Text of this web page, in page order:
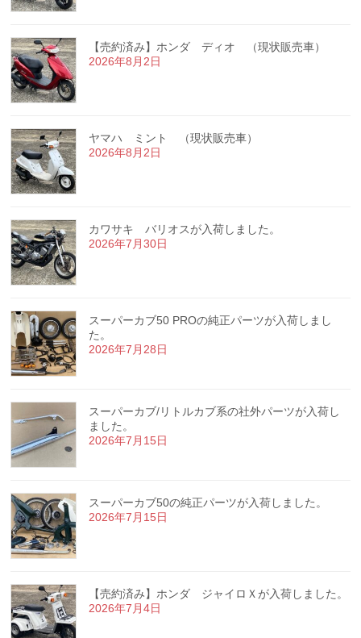
【売約済み】ホンダ ディオ （現状販売車）
2026年8月2日
ヤマハ ミント （現状販売車）
2026年8月2日
カワサキ バリオスが入荷しました。
2026年7月30日
スーパーカブ50 PROの純正パーツが入荷しまし
た。
2026年7月28日
スーパーカブ/リトルカブ系の社外パーツが入荷し
ました。
2026年7月15日
スーパーカブ50の純正パーツが入荷しました。
2026年7月15日
【売約済み】ホンダ ジャイロＸが入荷しました。
2026年7月4日